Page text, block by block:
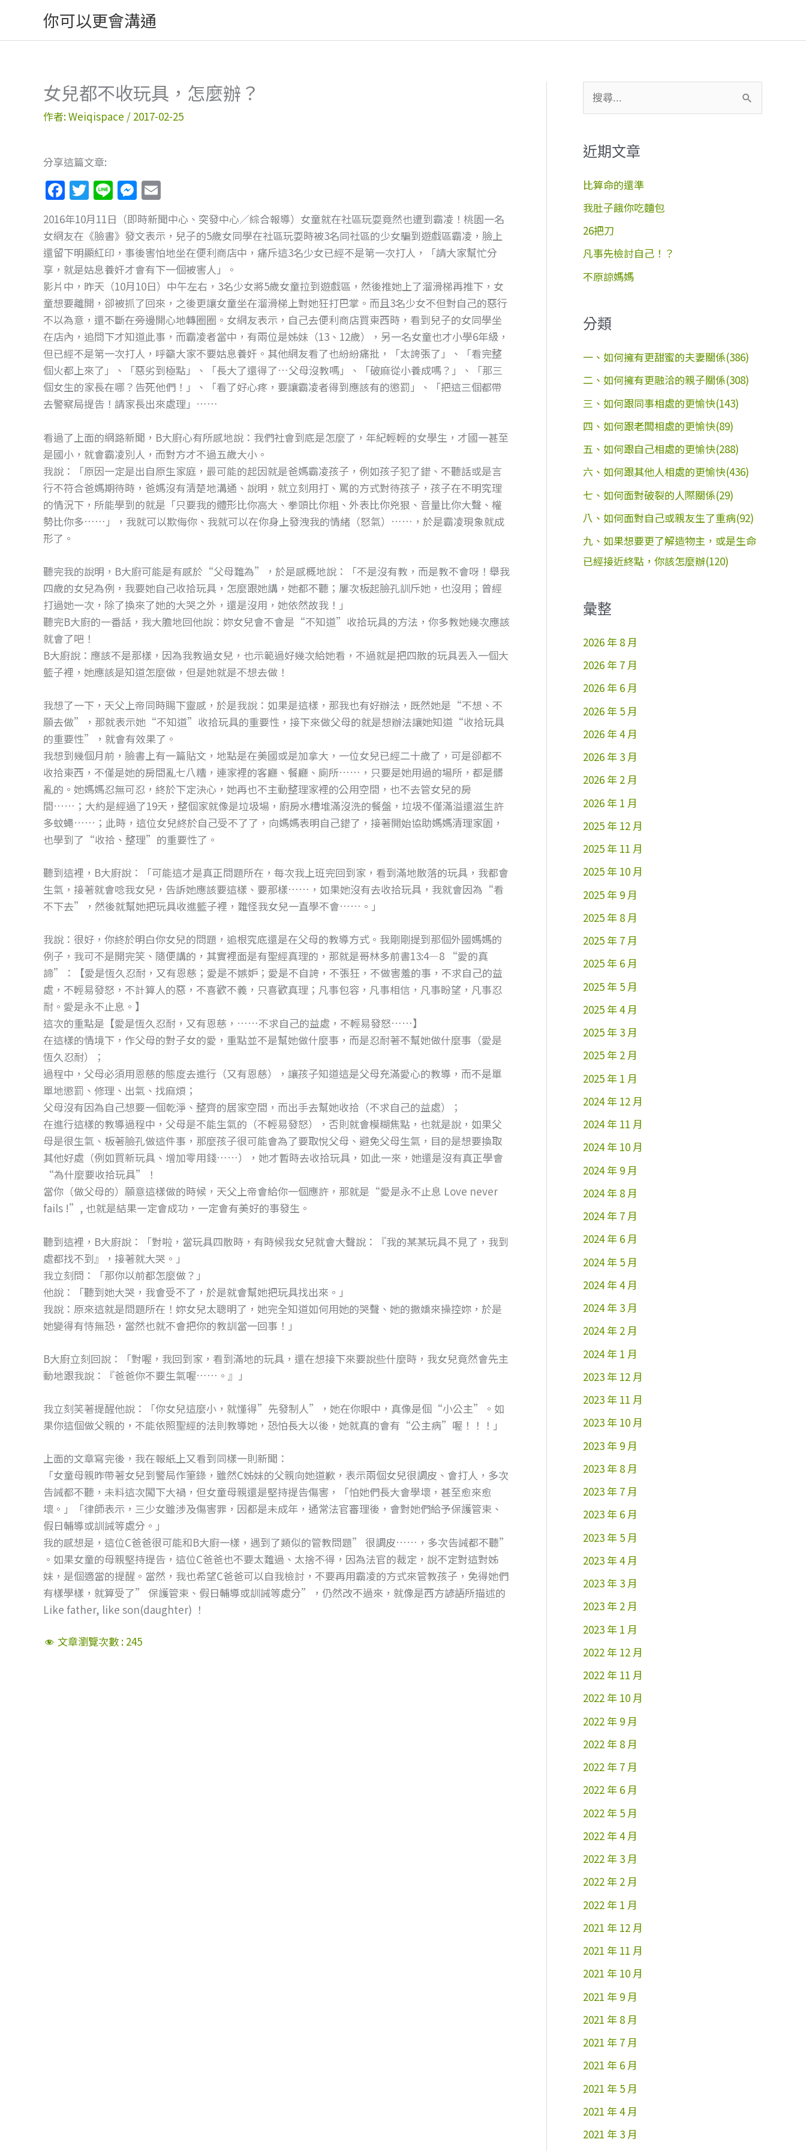
主
你可以更會溝通
女兒都不收玩具，怎麼辦？
作者:Weiqispace / 2017-02-25
分享這篇文章:
F
a
c
e
b
o
o
k
T
w
itt
er
Li
n
e
M
e
ss
e
n
g
er
m
ai
l
2016年10月11日（即時新聞中心、突發中心／綜合報導）女童就在社區玩耍竟然也遭到霸凌！桃園一名
女網友在《臉書》發文表示，兒子的5歲女同學在社區玩耍時被3名同社區的少女騙到遊戲區霸凌，臉上
還留下明顯紅印，事後害怕地坐在便利商店中，痛斥這3名少女已經不是第一次打人，「請大家幫忙分
享，就是姑息養奸才會有下一個被害人」。
影片中，昨天（10月10日）中午左右，3名少女將5歲女童拉到遊戲區，然後推她上了溜滑梯再推下，女
童想要離開，卻被抓了回來，之後更讓女童坐在溜滑梯上對她狂打巴掌。而且3名少女不但對自己的惡行
不以為意，還不斷在旁邊開心地轉圈圈。女網友表示，自己去便利商店買東西時，看到兒子的女同學坐
在店內，追問下才知道此事，而霸凌者當中，有兩位是姊妹（13、12歲），另一名女童也才小學6年級，
但已經不是第一次打人，呼籲大家不要姑息養奸。其他網友看了也紛紛痛批，「太誇張了」、「看完整
個火都上來了」、「惡劣到極點」、「長大了還得了…父母沒教嗎」、「破麻從小養成嗎？」、「那三
個女生的家長在哪？告死他們！」、「看了好心疼，要讓霸凌者得到應該有的懲罰」、「把這三個都帶
去警察局提告！請家長出來處理」……
看過了上面的網路新聞，B大廚心有所感地說：我們社會到底是怎麼了，年紀輕輕的女學生，才國一甚至
是國小，就會霸凌別人，而對方才不過五歲大小。
我說：「原因一定是出自原生家庭，最可能的起因就是爸媽霸凌孩子，例如孩子犯了錯、不聽話或是言
行不符合爸媽期待時，爸媽沒有清楚地溝通、說明，就立刻用打、罵的方式對待孩子，孩子在不明究理
的情況下，所能學到的就是「只要我的體形比你高大、拳頭比你粗、外表比你兇狠、音量比你大聲、權
勢比你多……」，我就可以欺侮你、我就可以在你身上發洩我的情緒（怒氣）……，於是霸凌現象就成
形了。
聽完我的說明，B大廚可能是有感於“父母難為”，於是感概地說：「不是沒有教，而是教不會呀！舉我
四歲的女兒為例，我要她自己收拾玩具，怎麼跟她講，她都不聽；屢次板起臉孔訓斥她，也沒用；曾經
打過她一次，除了換來了她的大哭之外，還是沒用，她依然故我！」
聽完B大廚的一番話，我大膽地回他說：妳女兒會不會是“不知道”收拾玩具的方法，你多教她幾次應該
就會了吧！
B大廚說：應該不是那樣，因為我教過女兒，也示範過好幾次給她看，不過就是把四散的玩具丟入一個大
籃子裡，她應該是知道怎麼做，但是她就是不想去做！
我想了一下，天父上帝同時賜下靈感，於是我說：如果是這樣，那我也有好辦法，既然她是“不想、不
願去做”，那就表示她“不知道”收拾玩具的重要性，接下來做父母的就是想辦法讓她知道“收拾玩具
的重要性”，就會有效果了。
我想到幾個月前，臉書上有一篇貼文，地點是在美國或是加拿大，一位女兒已經二十歲了，可是卻都不
收拾東西，不僅是她的房間亂七八糟，連家裡的客廳、餐廳、廁所……，只要是她用過的場所，都是髒
亂的。她媽媽忍無可忍，終於下定決心，她再也不主動整理家裡的公用空間，也不去管女兒的房
間……；大約是經過了19天，整個家就像是垃圾場，廚房水槽堆滿沒洗的餐盤，垃圾不僅滿溢還滋生許
多蚊蠅……；此時，這位女兒終於自己受不了了，向媽媽表明自己錯了，接著開始協助媽媽清理家園，
也學到了“收拾、整理”的重要性了。
聽到這裡，B大廚說：「可能這才是真正問題所在，每次我上班完回到家，看到滿地散落的玩具，我都會
生氣，接著就會唸我女兒，告訴她應該要這樣、要那樣……，如果她沒有去收拾玩具，我就會因為“看
不下去”，然後就幫她把玩具收進籃子裡，難怪我女兒一直學不會……。」
我說：很好，你終於明白你女兒的問題，追根究底還是在父母的教導方式。我剛剛提到那個外國媽媽的
例子，我可不是開完笑、隨便講的，其實裡面是有聖經真理的，那就是哥林多前書13:4—8 “愛的真
諦”：【愛是恆久忍耐，又有恩慈；愛是不嫉妒；愛是不自誇，不張狂，不做害羞的事，不求自己的益
處，不輕易發怒，不計算人的惡，不喜歡不義，只喜歡真理；凡事包容，凡事相信，凡事盼望，凡事忍
耐。愛是永不止息。】
這次的重點是【愛是恆久忍耐，又有恩慈，……不求自己的益處，不輕易發怒……】
在這樣的情境下，作父母的對子女的愛，重點並不是幫她做什麼事，而是忍耐著不幫她做什麼事（愛是
恆久忍耐）；
過程中，父母必須用恩慈的態度去進行（又有恩慈），讓孩子知道這是父母充滿愛心的教導，而不是單
單地懲罰、修理、出氣、找麻煩；
父母沒有因為自己想要一個乾淨、整齊的居家空間，而出手去幫她收拾（不求自己的益處）；
在進行這樣的教導過程中，父母是不能生氣的（不輕易發怒），否則就會模糊焦點，也就是說，如果父
母是很生氣、板著臉孔做這件事，那麼孩子很可能會為了要取悅父母、避免父母生氣，目的是想要換取
其他好處（例如買新玩具、增加零用錢……），她才暫時去收拾玩具，如此一來，她還是沒有真正學會
“為什麼要收拾玩具”！
當你（做父母的）願意這樣做的時候，天父上帝會給你一個應許，那就是“愛是永不止息 Love never
fails !”, 也就是結果一定會成功，一定會有美好的事發生。
聽到這裡，B大廚說：「對啦，當玩具四散時，有時候我女兒就會大聲說：『我的某某玩具不見了，我到
處都找不到』，接著就大哭。」
我立刻問：「那你以前都怎麼做？」
他說：「聽到她大哭，我會受不了，於是就會幫她把玩具找出來。」
我說：原來這就是問題所在！妳女兒太聰明了，她完全知道如何用她的哭聲、她的撒嬌來操控妳，於是
她變得有恃無恐，當然也就不會把你的教訓當一回事！」
B大廚立刻回說：「對喔，我回到家，看到滿地的玩具，還在想接下來要說些什麼時，我女兒竟然會先主
動地跟我說：『爸爸你不要生氣喔……。』」
我立刻笑著提醒他說：「你女兒這麼小，就懂得”先發制人”，她在你眼中，真像是個“小公主”。如
果你這個做父親的，不能依照聖經的法則教導她，恐怕長大以後，她就真的會有“公主病”喔！！！」
上面的文章寫完後，我在報紙上又看到同樣一則新聞：
「女童母親昨帶著女兒到警局作筆錄，雖然C姊妹的父親向她道歉，表示兩個女兒很調皮、會打人，多次
告誡都不聽，未料這次闖下大禍，但女童母親還是堅持提告傷害，「怕她們長大會學壞，甚至愈來愈
壞。」「律師表示，三少女雖涉及傷害罪，因都是未成年，通常法官審理後，會對她們給予保護管束、
假日輔導或訓誡等處分。」
我的感想是，這位C爸爸很可能和B大廚一樣，遇到了類似的管教問題” 很調皮……，多次告誡都不聽”
。如果女童的母親堅持提告，這位C爸爸也不要太難過、太捨不得，因為法官的裁定，說不定對這對姊
妹，是個適當的提醒。當然，我也希望C爸爸可以自我檢討，不要再用霸凌的方式來管教孩子，免得她們
有樣學樣，就算受了” 保護管束、假日輔導或訓誡等處分”，仍然改不過來，就像是西方諺語所描述的
Like father, like son(daughter) ！
文章瀏覽次數 : 245
尋
鍵
字
:
近期文章
比算命的還準
我肚子餓你吃麵包
26把刀
凡事先檢討自己！？
不原諒媽媽
分類
一、如何擁有更甜蜜的夫妻關係(386)
二、如何擁有更融洽的親子關係(308)
三、如何跟同事相處的更愉快(143)
四、如何跟老闆相處的更愉快(89)
五、如何跟自己相處的更愉快(288)
六、如何跟其他人相處的更愉快(436)
七、如何面對破裂的人際關係(29)
八、如何面對自己或親友生了重病(92)
九、如果想要更了解造物主，或是生命
已經接近終點，你該怎麼辦(120)
彙整
2026 年 8 月
2026 年 7 月
2026 年 6 月
2026 年 5 月
2026 年 4 月
2026 年 3 月
2026 年 2 月
2026 年 1 月
2025 年 12 月
2025 年 11 月
2025 年 10 月
2025 年 9 月
2025 年 8 月
2025 年 7 月
2025 年 6 月
2025 年 5 月
2025 年 4 月
2025 年 3 月
2025 年 2 月
2025 年 1 月
2024 年 12 月
2024 年 11 月
2024 年 10 月
2024 年 9 月
2024 年 8 月
2024 年 7 月
2024 年 6 月
2024 年 5 月
2024 年 4 月
2024 年 3 月
2024 年 2 月
2024 年 1 月
2023 年 12 月
2023 年 11 月
2023 年 10 月
2023 年 9 月
2023 年 8 月
2023 年 7 月
2023 年 6 月
2023 年 5 月
2023 年 4 月
2023 年 3 月
2023 年 2 月
2023 年 1 月
2022 年 12 月
2022 年 11 月
2022 年 10 月
2022 年 9 月
2022 年 8 月
2022 年 7 月
2022 年 6 月
2022 年 5 月
2022 年 4 月
2022 年 3 月
2022 年 2 月
2022 年 1 月
2021 年 12 月
2021 年 11 月
2021 年 10 月
2021 年 9 月
2021 年 8 月
2021 年 7 月
2021 年 6 月
2021 年 5 月
2021 年 4 月
2021 年 3 月